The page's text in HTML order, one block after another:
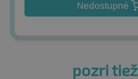
Nedostupné
pozri tiež